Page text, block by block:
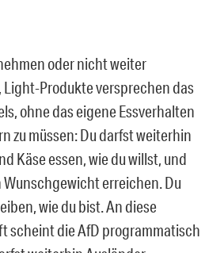
oder nicht weiter
Produkte versprechen das
ohne das eigene Essverhalten
zu müssen: Du darfst weiterhin
Käse essen, wie du willst, und
erreichen. Du
wie du bist. An diese
scheint die AfD programmatisch